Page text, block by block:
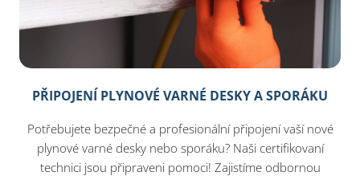
PŘIPOJENÍ PLYNOVÉ VARNÉ DESKY A SPORÁKU
Potřebujete bezpečné a profesionální připojení vaší nové
plynové varné desky nebo sporáku? Naši certifikovaní
technici jsou připraveni pomoci! Zajistíme odbornou